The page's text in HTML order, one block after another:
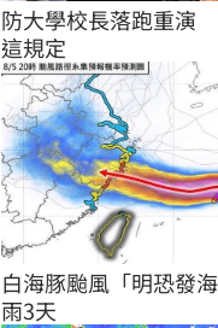
防大學校長落跑重演
這規定
白海豚颱風「明恐發
雨3天